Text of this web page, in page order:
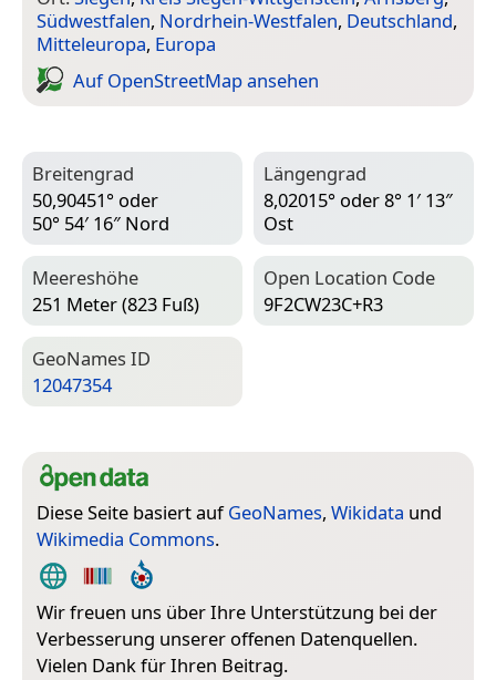
Südwestfalen, Nordrhein-Westfalen, Deutschland,
Mitteleuropa, Europa
Auf Open­Street­Map ansehen
Breitengrad
50,90451° oder
50° 54′ 16″ Nord
Längengrad
8,02015° oder 8° 1′ 13″
Ost
Meereshöhe
251 Meter (823 Fuß)
Open Location Code
9F2CW23C+R3
Geo­Names ID
12047354
Diese Seite basiert aufGeoNames, Wikidata und
Wikimedia Commons.
Wir freuen uns über Ihre Unterstützung bei der
Verbesserung unserer offenen Datenquellen.
Vielen Dank für Ihren Beitrag.